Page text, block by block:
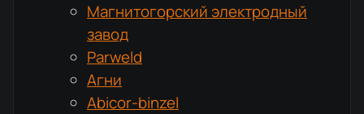
Магнитогорский электродный
завод
Parweld
Агни
Abicor-binzel